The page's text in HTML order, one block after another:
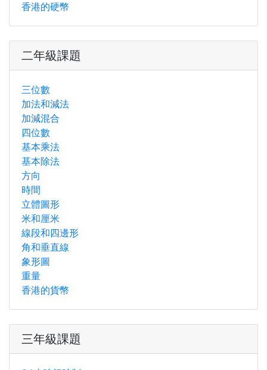
香港的硬幣
二年級課題
三位數
加法和減法
加減混合
四位數
基本乘法
基本除法
方向
時間
立體圖形
米和厘米
線段和四邊形
角和垂直線
象形圖
重量
香港的貨幣
三年級課題